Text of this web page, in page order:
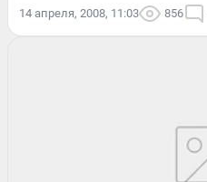
14 апреля, 2008, 11:03 856